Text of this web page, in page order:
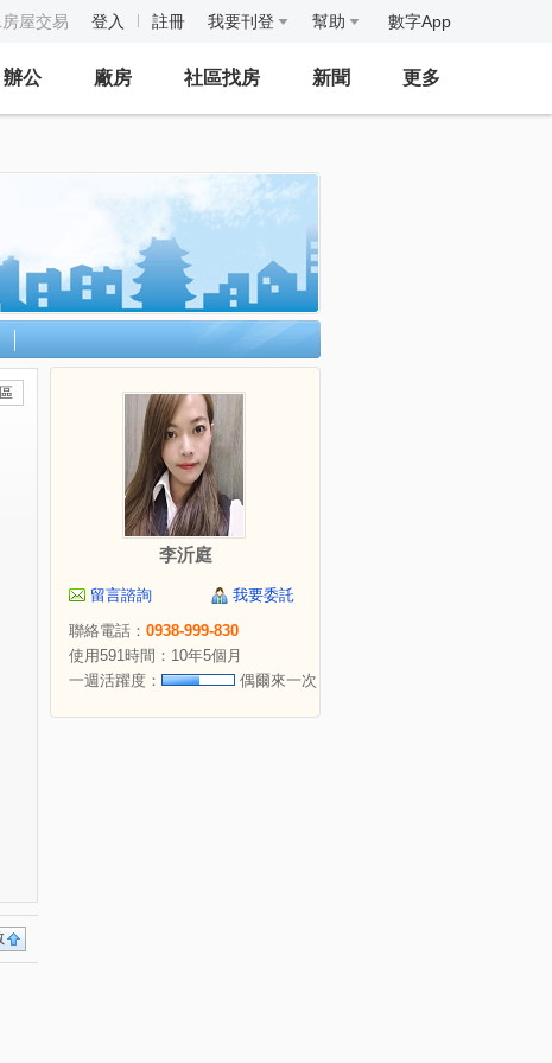
屋交易 登入 註冊 我要刊登 幫助 數字App
辦公 廠房 社區找房 新聞 更多
李沂庭
留言諮詢
我要委託
聯絡電話： 0938-999-830
使用591時間：10年5個月
一週活躍度：
偶爾來一次